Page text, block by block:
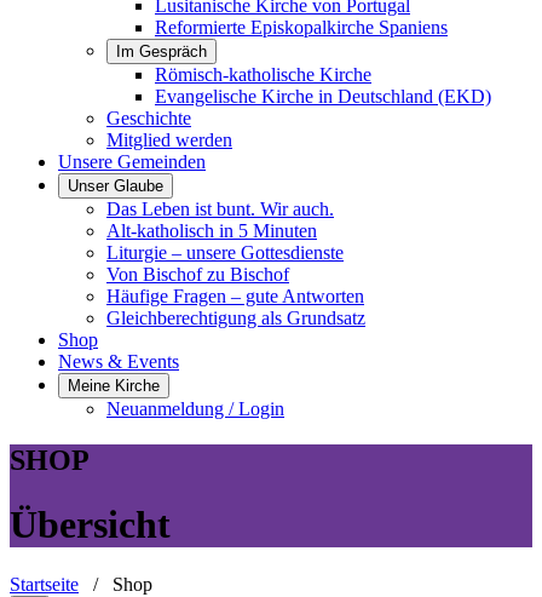
Lusitanische Kirche von Portugal
Reformierte Episkopalkirche Spaniens
Im Gespräch
Römisch-katholische Kirche
Evangelische Kirche in Deutschland (EKD)
Geschichte
Mitglied werden
Unsere Gemeinden
Unser Glaube
Das Leben ist bunt. Wir auch.
Alt-katholisch in 5 Minuten
Liturgie – unsere Gottesdienste
Von Bischof zu Bischof
Häufige Fragen – gute Antworten
Gleichberechtigung als Grundsatz
Shop
News & Events
Meine Kirche
Neuanmeldung / Login
SHOP
Übersicht
Startseite / Shop